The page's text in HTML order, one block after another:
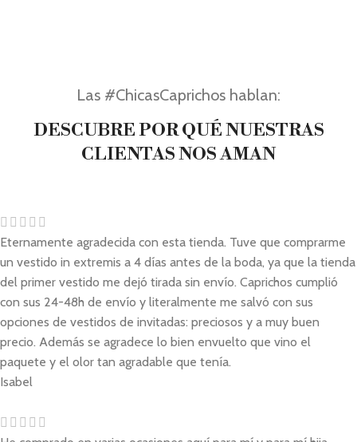
Las #ChicasCaprichos hablan:
DESCUBRE POR QUÉ NUESTRAS
CLIENTAS NOS AMAN
Eternamente agradecida con esta tienda. Tuve que comprarme
un vestido in extremis a 4 días antes de la boda, ya que la tienda
del primer vestido me dejó tirada sin envío. Caprichos cumplió
con sus 24-48h de envío y literalmente me salvó con sus
opciones de vestidos de invitadas: preciosos y a muy buen
precio. Además se agradece lo bien envuelto que vino el
paquete y el olor tan agradable que tenía.
Isabel